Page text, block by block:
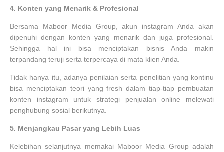
4. Konten yang Menarik & Profesional
Bersama Maboor Media Group, akun instagram Anda akan
dipenuhi dengan konten yang menarik dan juga profesional.
Sehingga hal ini bisa menciptakan bisnis Anda makin
terpandang teruji serta terpercaya di mata klien Anda.
Tidak hanya itu, adanya penilaian serta penelitian yang kontinu
bisa menciptakan teori yang fresh dalam tiap-tiap pembuatan
konten instagram untuk strategi penjualan online melewati
penghubung sosial berikutnya.
5. Menjangkau Pasar yang Lebih Luas
Kelebihan selanjutnya memakai Maboor Media Group adalah